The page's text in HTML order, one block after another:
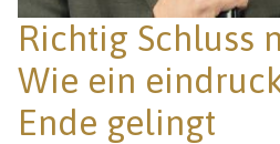
Richtig Schluss
Wie ein
Ende gelingt